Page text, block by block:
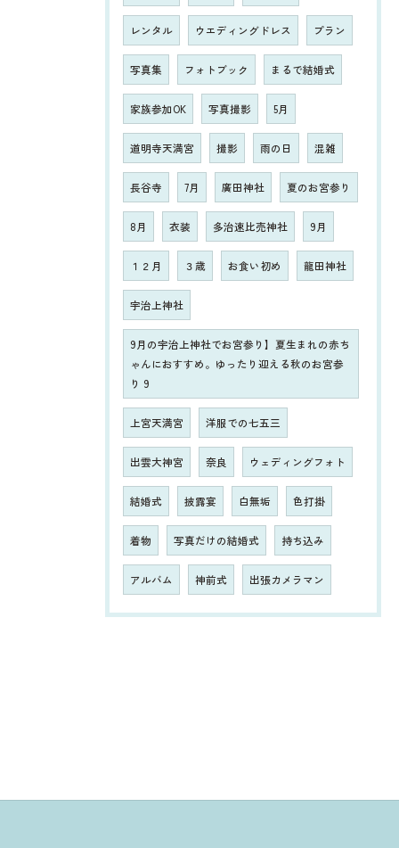
レンタル ウエディングドレス プラン
写真集 フォトブック まるで結婚式
家族参加OK 写真撮影 5月
道明寺天満宮 撮影 雨の日 混雑
長谷寺 7月 廣田神社 夏のお宮参り
8月 衣装 多治速比売神社 9月
１２月 ３歳 お食い初め 龍田神社
宇治上神社
9月の宇治上神社でお宮参り】夏生まれの赤ち
ゃんにおすすめ。ゆったり迎える秋のお宮参
り 9
上宮天満宮 洋服での七五三
出雲大神宮 奈良 ウェディングフォト
結婚式 披露宴 白無垢 色打掛
着物 写真だけの結婚式 持ち込み
アルバム 神前式 出張カメラマン